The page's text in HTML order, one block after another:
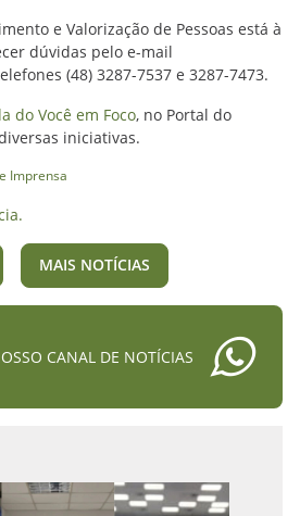
e Valorização de Pessoas está à
dúvidas pelo e-mail
(48) 3287-7537 e 3287-7473.
do Você em Foco, no Portal do
iniciativas.
Imprensa
MAIS NOTÍCIAS
CANAL DE NOTÍCIAS